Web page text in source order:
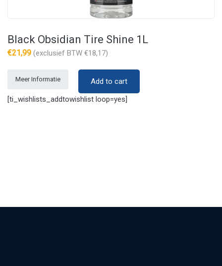
Black Obsidian Tire Shine 1L
€21,99 (exclusief BTW €18,17)
Add to cart
Meer Informatie
[ti_wishlists_addtowishlist loop=yes]